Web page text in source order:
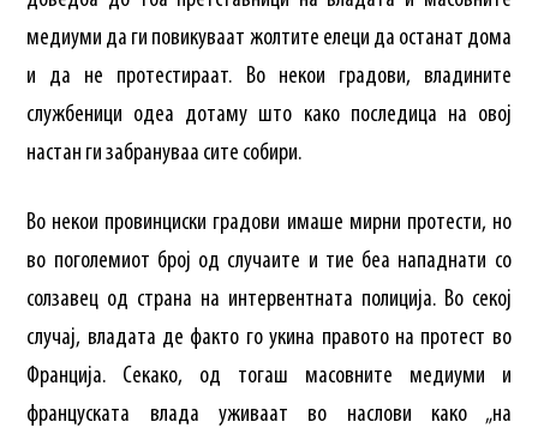
медиуми да ги повикуваат жолтите елеци да останат дома
и да не протестираат. Во некои градови, владините
службеници одеа дотаму што како последица на овој
настан ги забрануваа сите собири.
Во некои провинциски градови имаше мирни протести, но
во поголемиот број од случаите и тие беа нападнати со
солзавец од страна на интервентната полиција. Во секој
случај, владата де факто го укина правото на протест во
Франција. Секако, од тогаш масовните медиуми и
француската влада уживаат во наслови како „на